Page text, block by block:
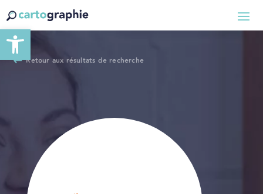
Ouvrir la barre d’outils
Retour aux résultats de recherche